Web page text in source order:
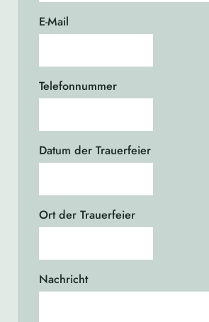
E-Mail
Telefonnummer
Datum der Trauerfeier
Ort der Trauerfeier
Nachricht